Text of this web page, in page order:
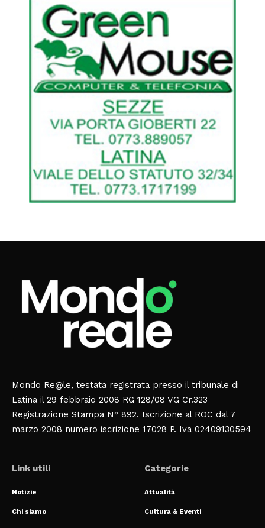
Mondo Re@le, testata registrata presso il tribunale di
Latina il 29 febbraio 2008 RG 128/08 VG Cr.323
Registrazione Stampa N° 892. Iscrizione al ROC dal 7
marzo 2008 numero iscrizione 17028 P. Iva 02409130594
Link utili
Notizie
Chi siamo
Categorie
Attualità
Cultura & Eventi